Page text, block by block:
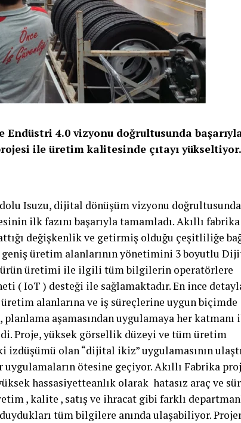
4.0 vizyonu doğrultusunda
ile üretim kalitesinde çıtayı yükseltiyor.
Isuzu, dijital dönüşüm vizyonu doğrultusunda
ilk fazını başarıyla tamamladı. Akıllı fabrika
değişkenlik ve getirmiş olduğu çeşitliliğe
geniş üretim alanlarının yönetimini 3 boyutlu
üretimi ile ilgili tüm bilgilerin operatörlere
( IoT ) desteği ile sağlamaktadır. En ince
alanlarına ve iş süreçlerine uygun biçimde
aşamasından uygulamaya her katmanı
Proje, yüksek görsellik düzeyi ve tüm üretim
olan “dijital ikiz” uygulamasının
ötesine geçiyor. Akıllı Fabrika
hassasiyetteanlık olarak hatasız araç ve
, kalite , satış ve ihracat gibi farklı
tüm bilgilere anında ulaşabiliyor.